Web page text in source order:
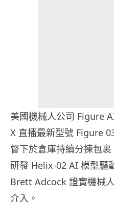
美國機械人公司 Figure
X 直播最新型號 Figure
督下於倉庫持續分揀包
研發 Helix-02 AI 模型驅
Brett Adcock 證實機械
介入。